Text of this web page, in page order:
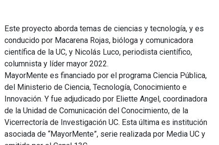
Este proyecto aborda temas de ciencias y tecnología, y es
conducido por Macarena Rojas, bióloga y comunicadora
científica de la UC, y Nicolás Luco, periodista científico,
columnista y líder mayor 2022.
MayorMente es financiado por el programa Ciencia Pública,
del Ministerio de Ciencia, Tecnología, Conocimiento e
Innovación. Y fue adjudicado por Eliette Angel, coordinadora
de la Unidad de Comunicación del Conocimiento, de la
Vicerrectoría de Investigación UC. Esta última es institución
asociada de “MayorMente”, serie realizada por Media UC y